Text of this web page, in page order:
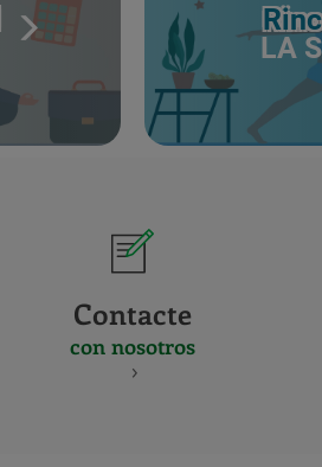
LA
Contacte
con nosotros